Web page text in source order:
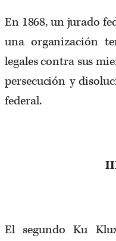
En 1868, un jurado
una organización
legales contra sus
persecución y
federal.
El segundo Ku